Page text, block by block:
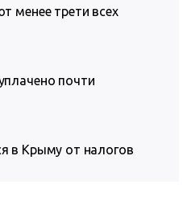
менее трети всех
почти
в Крыму от налогов